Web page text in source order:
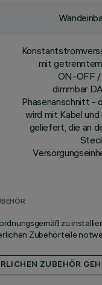
mit
ON-OFF /
dimmbar
Phasenanschnitt -
wird mit Kabel und
geliefert, die an
zu
Zubehörteile
ZUBEHÖR